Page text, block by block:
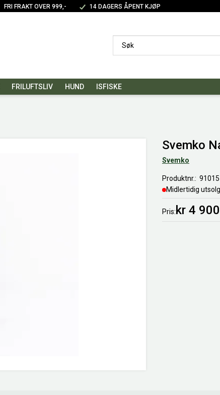
FRI FRAKT OVER 999,- 14 DAGERS ÅPENT KJØP
FRILUFTSLIV HUND ISFISKE
Svemko
Svemko
Produktnr.
Midlertidig
Pris kr 4 900